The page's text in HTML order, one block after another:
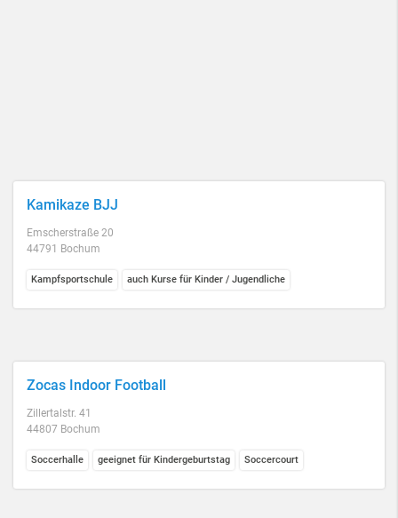
Kamikaze BJJ
Emscherstraße 20
44791 Bochum
Kampfsportschule auch Kurse für Kinder / Jugendliche
Zocas Indoor Football
Zillertalstr. 41
44807 Bochum
Soccerhalle geeignet für Kindergeburtstag Soccercourt